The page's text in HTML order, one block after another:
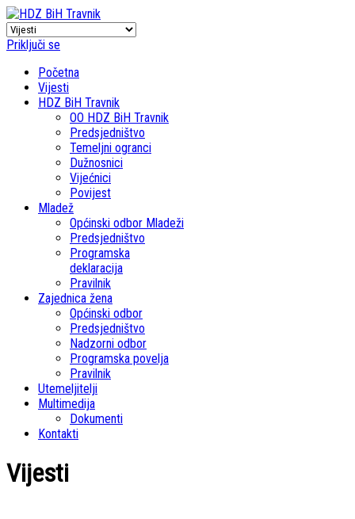
Priključi se
Početna
Vijesti
HDZ BiH Travnik
OO HDZ BiH Travnik
Predsjedništvo
Temeljni ogranci
Dužnosnici
Vijećnici
Povijest
Mladež
Općinski odbor Mladeži
Predsjedništvo
Programska
deklaracija
Pravilnik
Zajednica žena
Općinski odbor
Predsjedništvo
Nadzorni odbor
Programska povelja
Pravilnik
Utemeljitelji
Multimedija
Dokumenti
Kontakti
Vijesti